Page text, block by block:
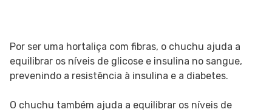
Por ser uma hortaliça com fibras, o chuchu ajuda a
equilibrar os níveis de glicose e insulina no sangue,
prevenindo a resistência à insulina e a diabetes.
O chuchu também ajuda a equilibrar os níveis de